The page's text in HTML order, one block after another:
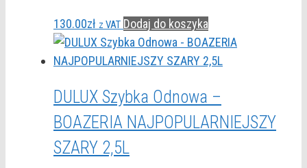
130.00zł z VAT Dodaj do koszyka
DULUX Szybka Odnowa –
BOAZERIA NAJPOPULARNIEJSZY
SZARY 2,5L